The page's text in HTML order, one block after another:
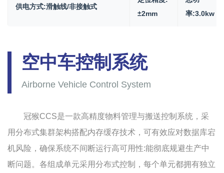
供电方式:滑触线/非接触式
±2mm
率:3.0kw
空中车控制系统
Airborne Vehicle Control System
冠猴CCS是一款高精度物料管理与搬送控制系统，采
用分布式集群架构搭配内存缓存技术，可有效应对数据库宕
机风险，确保系统不间断运行高可用性:能彻底规避生产中
断问题。各组成单元采用分布式控制，每个单元都拥有独立